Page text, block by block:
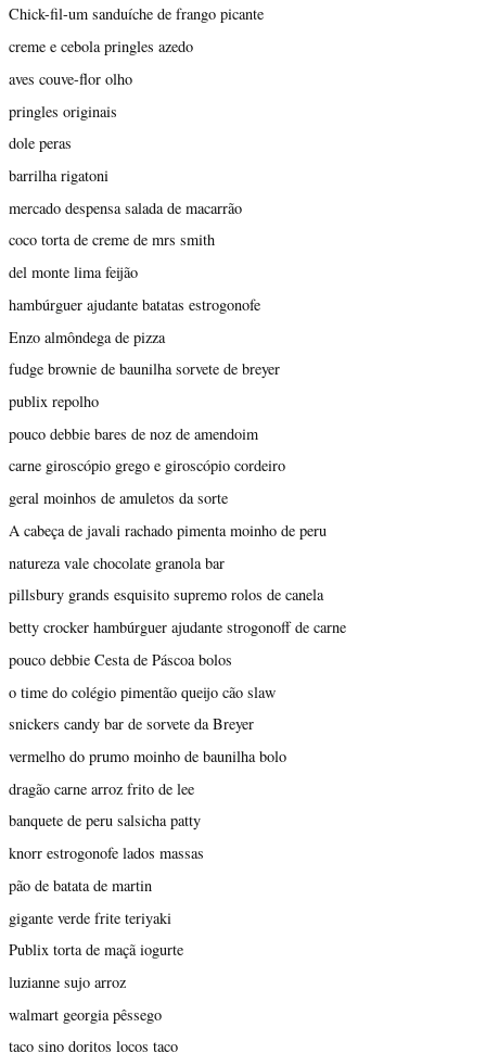
Chick-fil-um sanduíche de frango picante
creme e cebola pringles azedo
aves couve-flor olho
pringles originais
dole peras
barrilha rigatoni
mercado despensa salada de macarrão
coco torta de creme de mrs smith
del monte lima feijão
hambúrguer ajudante batatas estrogonofe
Enzo almôndega de pizza
fudge brownie de baunilha sorvete de breyer
publix repolho
pouco debbie bares de noz de amendoim
carne giroscópio grego e giroscópio cordeiro
geral moinhos de amuletos da sorte
A cabeça de javali rachado pimenta moinho de peru
natureza vale chocolate granola bar
pillsbury grands esquisito supremo rolos de canela
betty crocker hambúrguer ajudante strogonoff de carne
pouco debbie Cesta de Páscoa bolos
o time do colégio pimentão queijo cão slaw
snickers candy bar de sorvete da Breyer
vermelho do prumo moinho de baunilha bolo
dragão carne arroz frito de lee
banquete de peru salsicha patty
knorr estrogonofe lados massas
pão de batata de martin
gigante verde frite teriyaki
Publix torta de maçã iogurte
luzianne sujo arroz
walmart georgia pêssego
taco sino doritos locos taco